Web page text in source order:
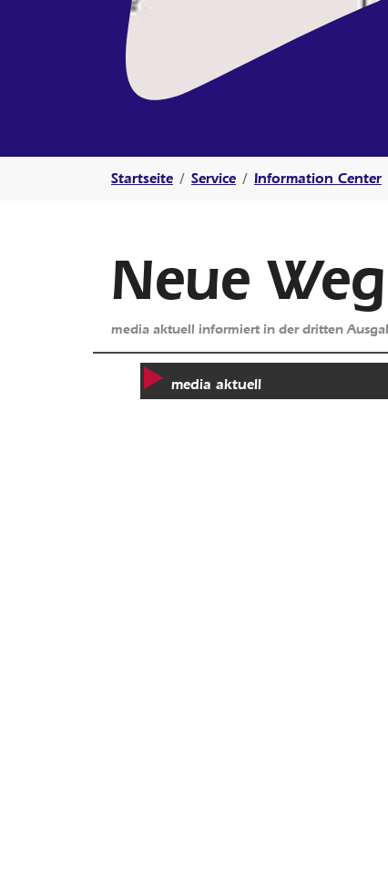
Startseite Service Information Center
Neue
media aktuell informiert in der dritten
media aktuell